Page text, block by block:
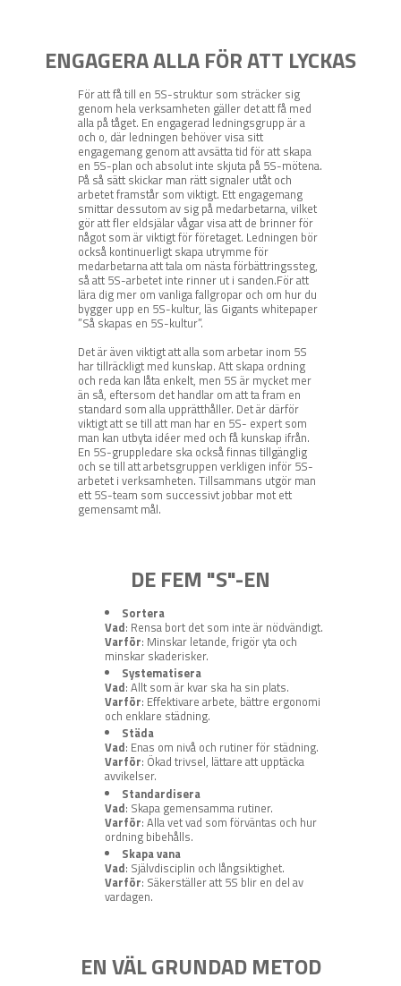
ENGAGERA ALLA FÖR ATT LYCKAS
För att få till en 5S-struktur som sträcker sig
genom hela verksamheten gäller det att få med
alla på tåget. En engagerad ledningsgrupp är a
och o, där ledningen behöver visa sitt
engagemang genom att avsätta tid för att skapa
en 5S-plan och absolut inte skjuta på 5S-mötena.
På så sätt skickar man rätt signaler utåt och
arbetet framstår som viktigt. Ett engagemang
smittar dessutom av sig på medarbetarna, vilket
gör att fler eldsjälar vågar visa att de brinner för
något som är viktigt för företaget. Ledningen bör
också kontinuerligt skapa utrymme för
medarbetarna att tala om nästa förbättringssteg,
så att 5S-arbetet inte rinner ut i sanden.För att
lära dig mer om vanliga fallgropar och om hur du
bygger upp en 5S-kultur, läs Gigants whitepaper
”Så skapas en 5S-kultur”.
Det är även viktigt att alla som arbetar inom 5S
har tillräckligt med kunskap. Att skapa ordning
och reda kan låta enkelt, men 5S är mycket mer
än så, eftersom det handlar om att ta fram en
standard som alla upprätthåller. Det är därför
viktigt att se till att man har en 5S- expert som
man kan utbyta idéer med och få kunskap ifrån.
En 5S-gruppledare ska också finnas tillgänglig
och se till att arbetsgruppen verkligen inför 5S-
arbetet i verksamheten. Tillsammans utgör man
ett 5S-team som successivt jobbar mot ett
gemensamt mål.
DE FEM "S"-EN
Sortera
Vad: Rensa bort det som inte är nödvändigt.
Varför: Minskar letande, frigör yta och
minskar skaderisker.
Systematisera
Vad: Allt som är kvar ska ha sin plats.
Varför: Effektivare arbete, bättre ergonomi
och enklare städning.
Städa
Vad: Enas om nivå och rutiner för städning.
Varför: Ökad trivsel, lättare att upptäcka
avvikelser.
Standardisera
Vad: Skapa gemensamma rutiner.
Varför: Alla vet vad som förväntas och hur
ordning bibehålls.
Skapa vana
Vad: Självdisciplin och långsiktighet.
Varför: Säkerställer att 5S blir en del av
vardagen.
EN VÄL GRUNDAD METOD